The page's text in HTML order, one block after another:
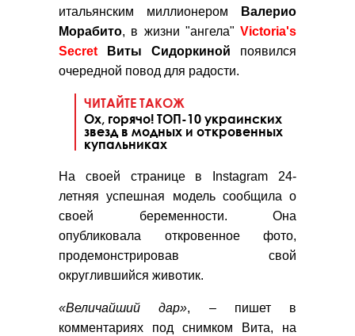
итальянским миллионером
Валерио
Морабито, в жизни "ангела" Victoria's
Secret Виты Сидоркиной появился
очередной повод для радости.
ЧИТАЙТЕ ТАКОЖ
Ох, горячо! ТОП-10 украинских
звезд в модных и откровенных
купальниках
На своей странице в Instagram 24-
летняя успешная модель сообщила о
своей беременности. Она
опубликовала откровенное фото,
продемонстрировав свой
округлившийся животик.
«Величайший дар», – пишет в
комментариях под снимком Вита, на